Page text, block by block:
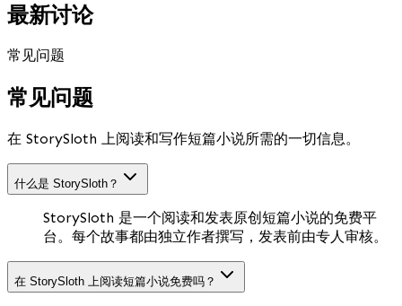
最新讨论
常见问题
常见问题
在 StorySloth 上阅读和写作短篇小说所需的一切信息。
什么是 StorySloth？
StorySloth 是一个阅读和发表原创短篇小说的免费平
台。每个故事都由独立作者撰写，发表前由专人审核。
在 StorySloth 上阅读短篇小说免费吗？